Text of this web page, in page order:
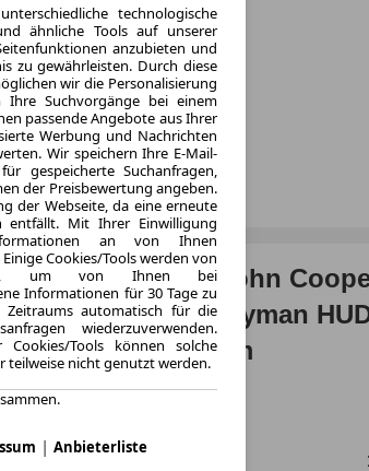
MINI John
Countryman
360Kam
technologische
ähnliche Tools auf unserer
anzubieten und
zu gewährleisten. Durch diese
wir die Personalisierung
Suchvorgänge bei einem
passende Angebote aus Ihrer
Werbung und Nachrichten
Wir speichern Ihre E-Mail-
gespeicherte Suchanfragen,
der Preisbewertung angeben.
der Webseite, da eine erneute
entfällt. Mit Ihrer Einwilligung
an von Ihnen
Cookies/Tools werden von
um von Ihnen bei
Informationen für 30 Tage zu
automatisch für die
wiederzuverwenden.
Tools können solche
teilweise nicht genutzt werden.
| Anbieterliste